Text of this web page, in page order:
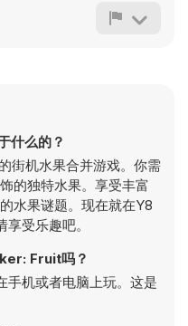
什么的？
街机水果合并游戏。你需
的独特水果。享受丰富
水果谜题。现在就在Y8
受乐趣吧。
Fruit吗？
机或者电脑上玩。这是